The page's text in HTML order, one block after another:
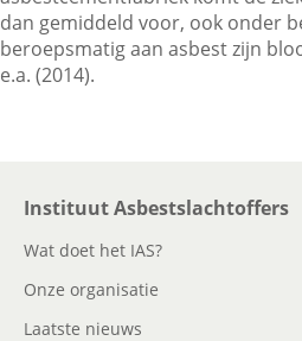
Contactgegevens
dan gemiddeld voor, ook onder
beroepsmatig aan asbest zijn
e.a. (2014).
Instituut Asbestslachtoffers
Wat doet het IAS?
Onze organisatie
Laatste nieuws